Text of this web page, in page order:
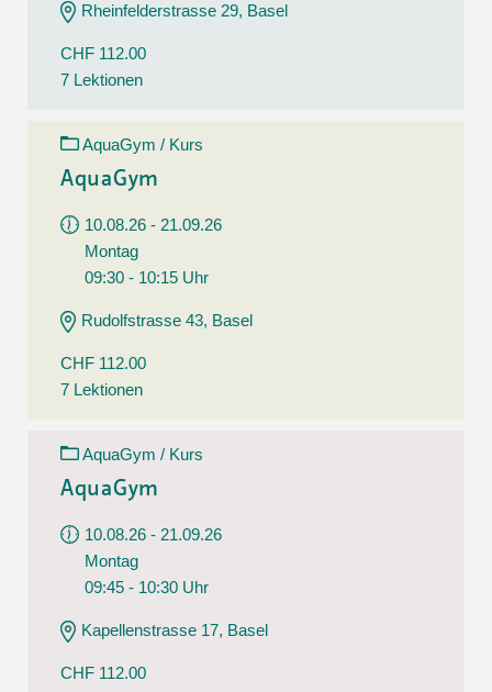
Rheinfelderstrasse 29, Basel
CHF 112.00
7 Lektionen
AquaGym / Kurs
AquaGym
10.08.26 - 21.09.26
Montag
09:30 - 10:15 Uhr
Rudolfstrasse 43, Basel
CHF 112.00
7 Lektionen
AquaGym / Kurs
AquaGym
10.08.26 - 21.09.26
Montag
09:45 - 10:30 Uhr
Kapellenstrasse 17, Basel
CHF 112.00